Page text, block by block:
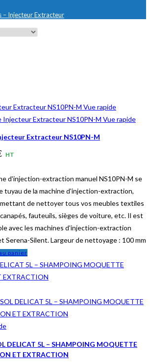
– Injecteur Extracteur
Vue rapide
Vue rapide
Extracteur NS10PN-M
HT
d'injection-extraction manuel NS10PN-M se
tuyau de la machine d'injection-extraction,
de nettoyer tous vos meubles textiles
fauteuils, sièges de voiture, etc. Il est
avec les machines d'injection-extraction
Serena-Silent. Largeur de nettoyage : 100 mm
panier
DELICAT 5L – SHAMPOING MOQUETTE
ET EXTRACTION